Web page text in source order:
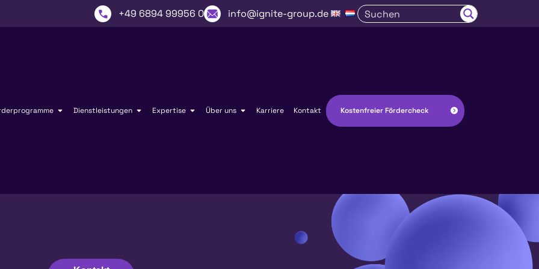
+49 6894 99956 0 info@ignite-group.de
Dienstleistungen Expertise Über uns Karriere Kontakt Kostenfreier Fördercheck